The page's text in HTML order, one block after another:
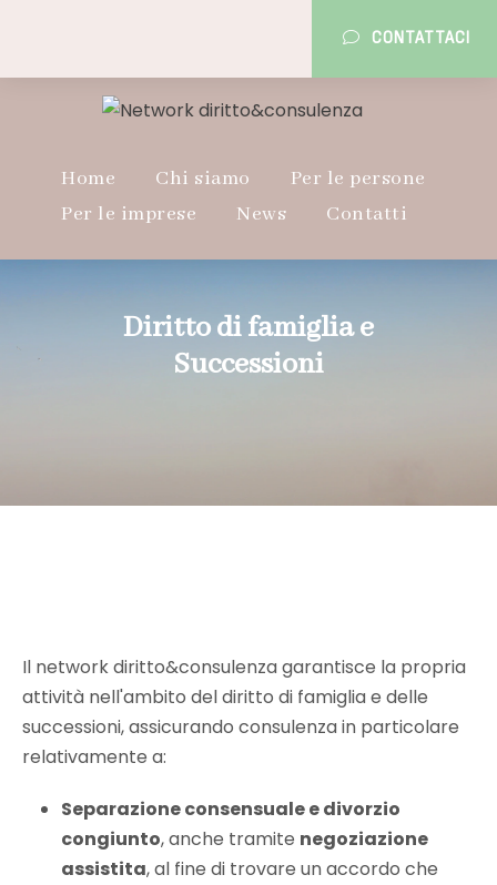
CONTATTACI
Home Chi siamo
Per le persone
Per le imprese
News Contatti
Diritto di famiglia e
Successioni
Il network diritto&consulenza garantisce la propria
attività nell'ambito del diritto di famiglia e delle
successioni, assicurando consulenza in particolare
relativamente a:
Separazione consensuale e divorzio
congiunto, anche tramite negoziazione
assistita, al fine di trovare un accordo che